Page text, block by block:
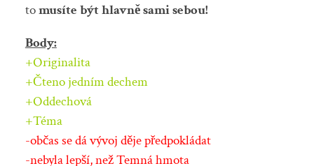
tomusíte být hlavně sami sebou!
Body:
+Originalita
+Čteno jedním dechem
+Oddechová
+Téma
-občas se dá vývoj děje předpokládat
-nebyla lepší, než Temná hmota